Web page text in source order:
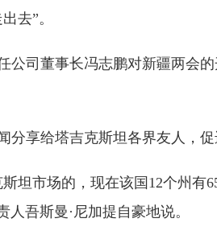
去”。
公司董事长冯志鹏对新疆两会
分享给塔吉克斯坦各界友人，
坦市场的，现在该国12个州
吾斯曼·尼加提自豪地说。